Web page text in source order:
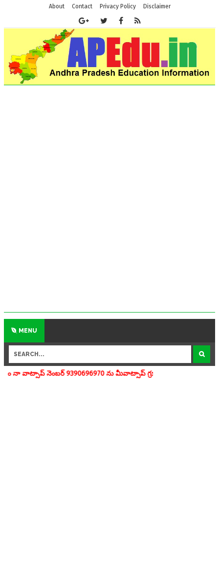
About Contact Privacy Policy Disclaimer
MENU
9390696970 ను మీవాట్సాప్ గ్రూపులో add చేయగలరు www.apedu.in.